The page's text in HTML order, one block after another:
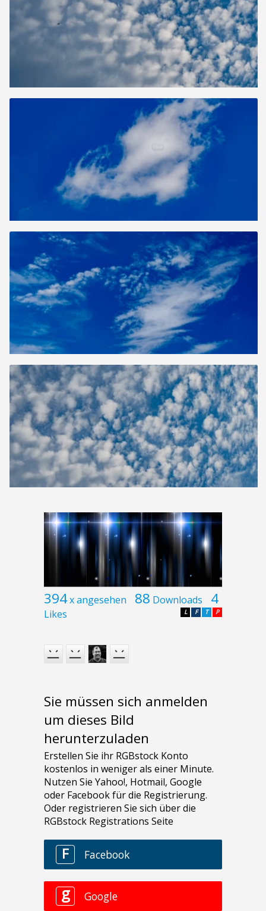
394x angesehen 88 Downloads 4
Likes P
T
F
L
Sie müssen sich anmelden
um dieses Bild
herunterzuladen